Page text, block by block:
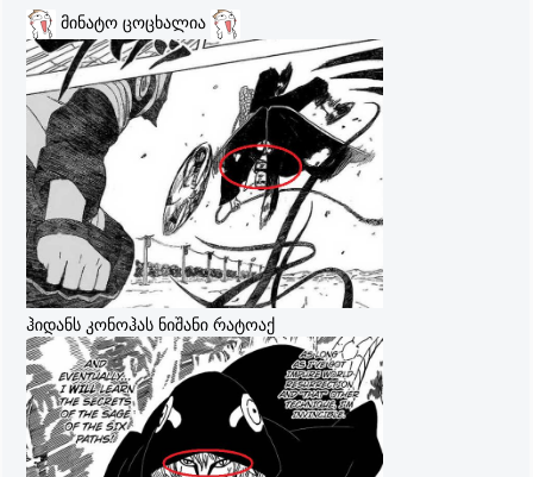
მინატო ცოცხალია
ჰიდანს კონოჰას ნიშანი რატოაქ